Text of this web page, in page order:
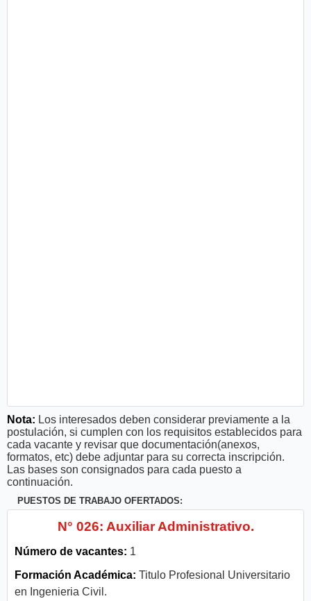
Nota: Los interesados deben considerar previamente a la
postulación, si cumplen con los requisitos establecidos para
cada vacante y revisar que documentación(anexos,
formatos, etc) debe adjuntar para su correcta inscripción.
Las bases son consignados para cada puesto a
continuación.
PUESTOS DE TRABAJO OFERTADOS:
N° 026: Auxiliar Administrativo.
Número de vacantes: 1
Formación Académica: Titulo Profesional Universitario
en Ingenieria Civil.